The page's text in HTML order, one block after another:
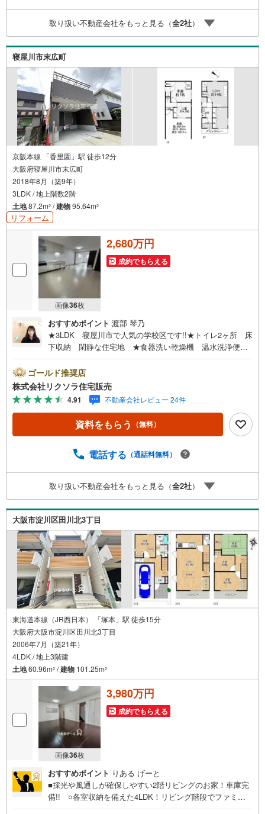
料相談会 随時開催中】〇お客様の条件にベストな住宅ロ
ーン商品のご提案〇住宅ローンの金利や優遇率、審査基準
などを詳しくご説明〇住宅ローンとリフォームローンの一
体型商品もご提案〇仕事や収入・現在過去の借入による住
宅ローンへの問題解決是非ともお問合せ下さい
取り扱い不動産会社をもっと見る（全2社）
寝屋川市末広町
京阪本線 「香里園」駅 徒歩12分
大阪府寝屋川市末広町
2018年8月（築9年）
3LDK / 地上階数2階
土地87.2m2 /建物95.64m2
リフォーム
画像36枚
2,680万円
成約でもらえる
おすすめポイント 渡部 琴乃
★3LDK 寝屋川市で人気の学校区です!!★トイレ2ヶ所 床
下収納 閑静な住宅地 ★食器洗い乾燥機 温水洗浄便
能！※当日・翌日のご案内はお電話でのお問合せがスムーズ
■定休日 毎週水曜日 夏季 年末年始◇弊社ホームページ
よりLINEでのお問合せも好評！◇不動産情報サイト未掲載
物件、弊社ホームページに多数掲載！◇学校区物件検索も
充実！ご希望の学校区での物件探しに便利！「リクソラ住
宅販売」で検索！是非ご覧ください他の気になる物件・他
フォームやリノベーションの事もあわせてご相談下さい
ベストな住宅ローン商品のご提案〇住宅ローンの金利や優
遇率、審査基準などを詳しくご説明〇住宅ローンとリフォ
ームローンの一体型商品もご提案〇仕事や収入・現在過去
の借入による住宅ローンへの問題解決是非とも弊社にお問
合せ下さい
ゴールド推奨店
株式会社リクソラ住宅販売
4.91 不動産会社レビュー 24件
資料をもらう （無料）
電話する （通話料無料）
取り扱い不動産会社をもっと見る（全2社）
大阪市淀川区田川北3丁目
東海道本線（JR西日本） 「塚本」駅 徒歩15分
大阪府大阪市淀川区田川北3丁目
2006年7月（築21年）
4LDK / 地上3階建
土地60.96m2 /建物 101.25m2
画像36枚
3,980万円
成約でもらえる
おすすめポイント りある げーと
■採光や風通しが確保しやすい2階リビングのお家！車庫完
備!! ○各室収納を備えた4LDK！リビング階段でファミリ